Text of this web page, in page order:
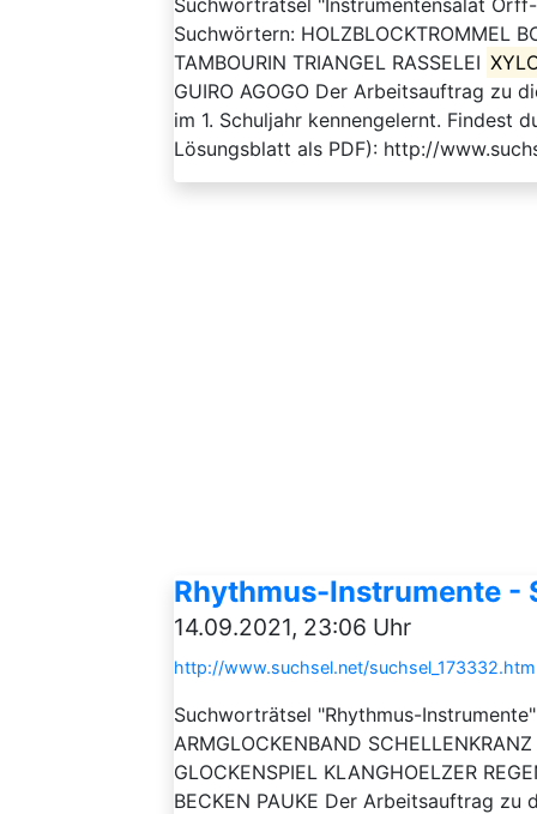
Suchworträtsel "Instrumentensalat
Suchwörtern: HOLZBLOCKTROMMEL
TAMBOURIN TRIANGEL RASSELEI
GUIRO AGOGO Der Arbeitsauftrag zu
im 1. Schuljahr kennengelernt. Findest
Lösungsblatt als PDF): http://
Rhythmus-Instrumente -
14.09.2021, 23:06 Uhr
http://www.suchsel.net/
Suchworträtsel "Rhythmus-
ARMGLOCKENBAND
GLOCKENSPIEL KLANGHOELZER
BECKEN PAUKE Der Arbeitsauftrag